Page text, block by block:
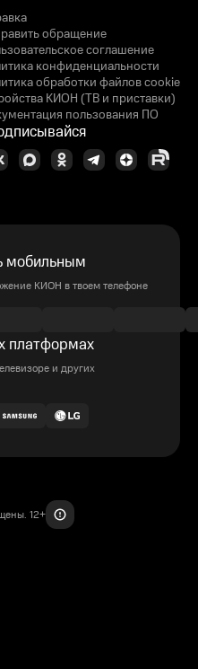
обращение
соглашение
конфиденциальности
обработки файлов cookie
КИОН (ТВ и приставки)
пользования ПО
мобильным
КИОН в твоем телефоне
платформах
и других
12+